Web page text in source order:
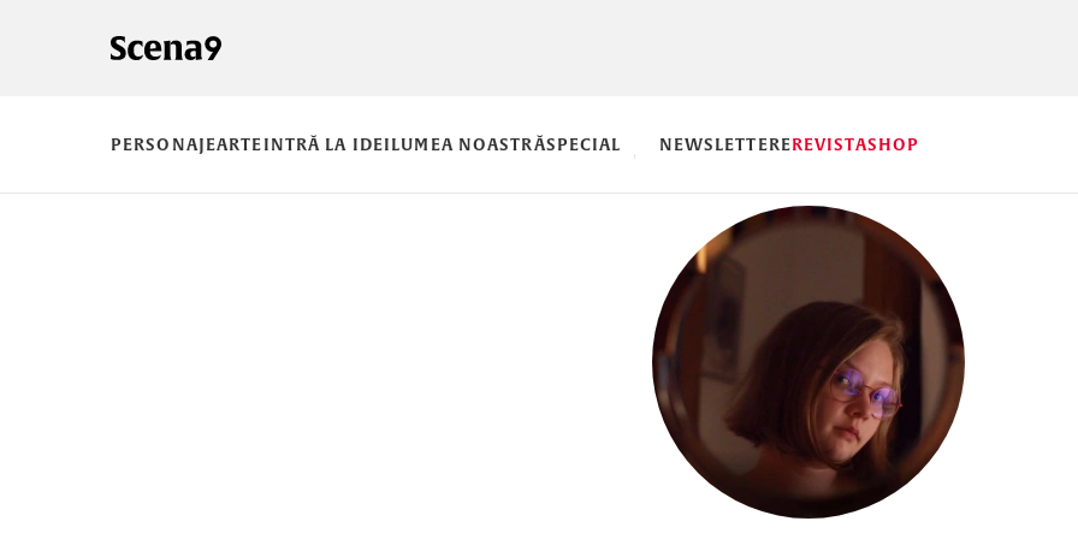
PERSONAJEARTEINTRĂ LA IDEILUMEA NOASTRĂSPECIAL NEWSLETTEREREVISTASHOP